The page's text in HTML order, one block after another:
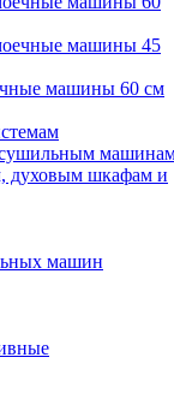
машины 45
машины 60 см
сушильным
духовым шкафам и
машин